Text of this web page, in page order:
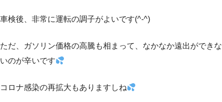
車検後、非常に運転の調子がよいです(^-^)
ただ、ガソリン価格の高騰も相まって、なかなか遠出ができな
いのが辛いです
コロナ感染の再拡大もありますしね